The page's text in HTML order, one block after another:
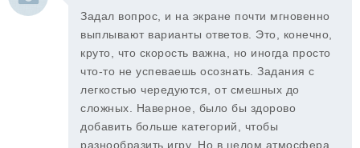
Задал вопрос, и на экране почти мгновенно
выплывают варианты ответов. Это, конечно,
круто, что скорость важна, но иногда просто
что-то не успеваешь осознать. Задания с
легкостью чередуются, от смешных до
сложных. Наверное, было бы здорово
добавить больше категорий, чтобы
разнообразить игру. Но в целом атмосфера